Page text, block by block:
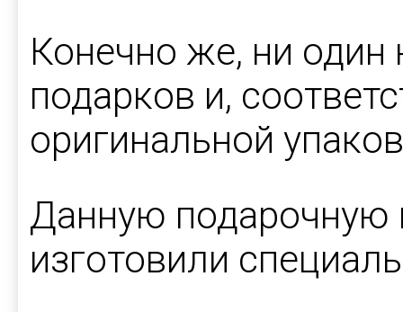
Конечно же, ни один
подарков и,
оригинальной
Данную подарочную
изготовили